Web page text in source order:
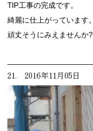
TIP工事の完成です。
綺麗に仕上がっています。
頑丈そうにみえませんか?
21. 2016年11月05日